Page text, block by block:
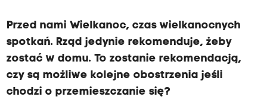
Przed nami Wielkanoc, czas wielkanocnych
spotkań. Rząd jedynie rekomenduje, żeby
zostać w domu. To zostanie rekomendacją,
czy są możliwe kolejne obostrzenia jeśli
chodzi o przemieszczanie się?